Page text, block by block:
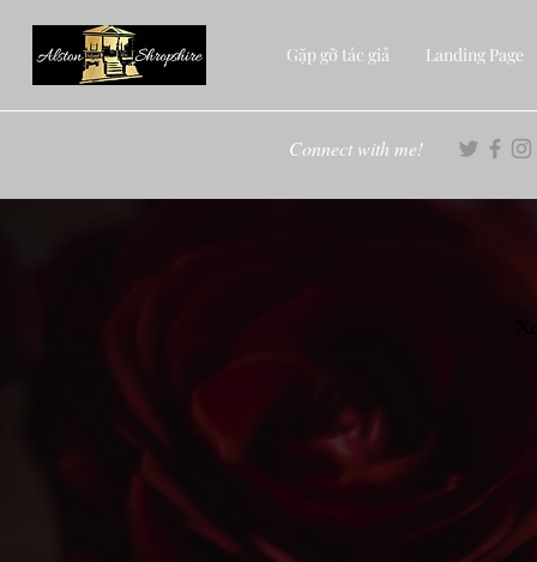
Gặp gỡ tác giả Landing Page
Connect with me!